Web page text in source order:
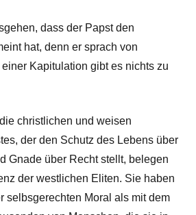
dass der Papst den
hat, denn er sprach von
Kapitulation gibt es nichts zu
christlichen und weisen
der den Schutz des Lebens über
Gnade über Recht stellt, belegen
der westlichen Eliten. Sie haben
selbsgerechten Moral als mit dem